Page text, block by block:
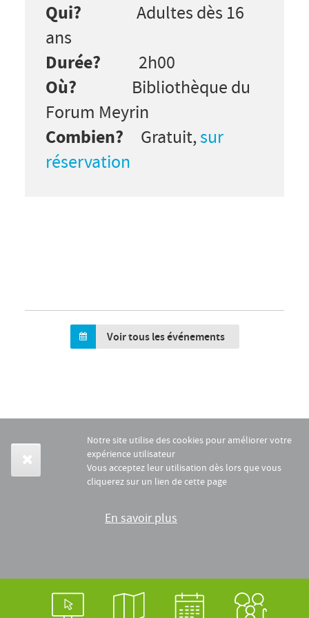
Qui?
Adultes dès 16
ans
Durée? 2h00
Où? Bibliothèque du
Forum Meyrin
Combien? Gratuit,sur
réservation
Voir tous les événements
Notre site utilise des cookies pour améliorer votre
expérience utilisateur
Vous acceptez leur utilisation dès lors que vous
cliquerez sur un lien de cette page
En savoir plus